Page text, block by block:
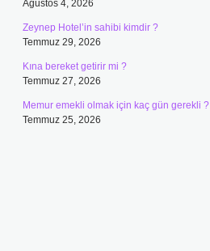
Ağustos 4, 2026
Zeynep Hotel’in sahibi kimdir ?
Temmuz 29, 2026
Kına bereket getirir mi ?
Temmuz 27, 2026
Memur emekli olmak için kaç gün gerekli ?
Temmuz 25, 2026